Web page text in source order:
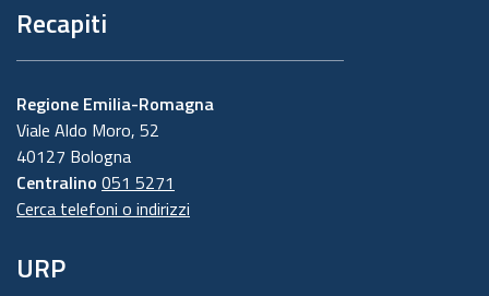
Recapiti
Regione Emilia-Romagna
Viale Aldo Moro, 52
40127 Bologna
Centralino 051 5271
Cerca telefoni o indirizzi
URP